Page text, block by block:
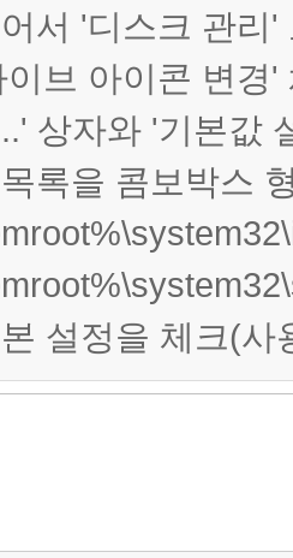
서 '디스크 관리
브 아이콘 변경
상자와 '기본값
록을 콤보박스
설정을 체크(사